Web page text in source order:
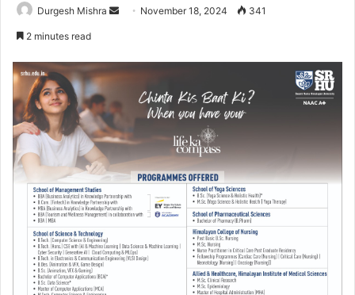
Durgesh Mishra
Send November 18, 2024 341
2 minutes read